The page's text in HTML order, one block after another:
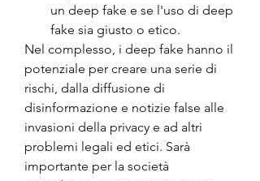
un deep fake e se l'uso di deep
fake sia giusto o etico.
Nel complesso, i deep fake hanno il
potenziale per creare una serie di
rischi, dalla diffusione di
disinformazione e notizie false alle
invasioni della privacy e ad altri
problemi legali ed etici. Sarà
importante per la società